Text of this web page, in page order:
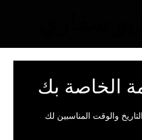
الخاصة بك
والوقت المناسبين لك